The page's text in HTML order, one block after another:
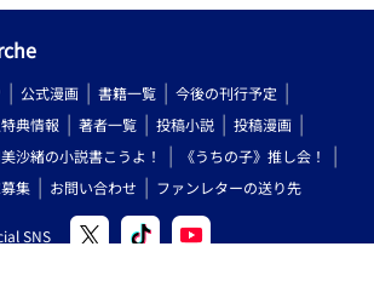
公式漫画 書籍一覧
今後の刊行予定
典情報
著者一覧 投稿小説
投稿漫画
沙緒の小説書こうよ！
《うちの子》推し会！
集
お問い合わせ ファンレターの送り先
SNS